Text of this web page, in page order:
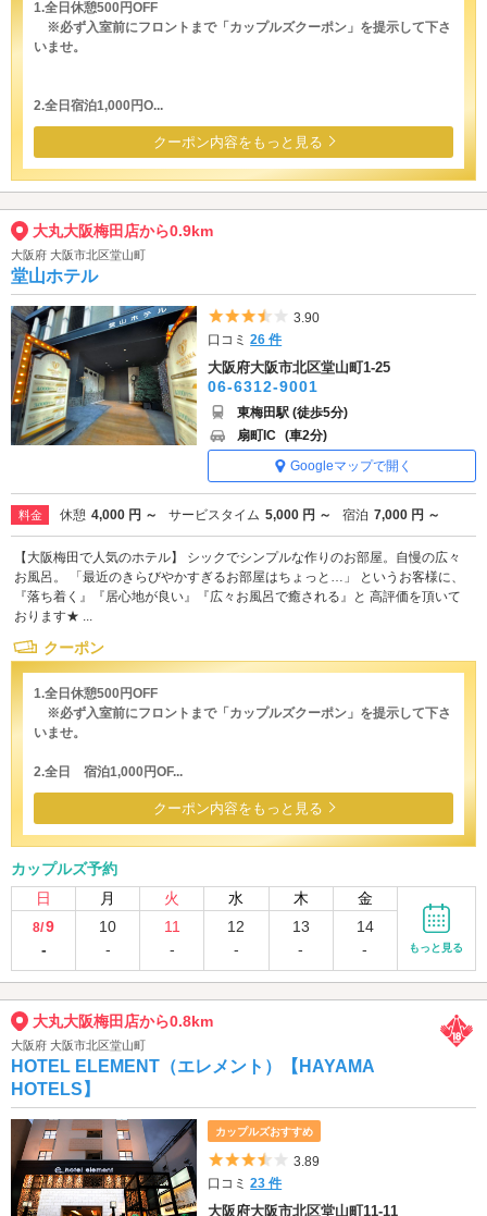
1.全日休憩500円OFF
※必ず入室前にフロントまで「カップルズクーポン」を提示して下さ
いませ。
2.全日宿泊1,000円O...
クーポン内容をもっと見る
大丸大阪梅田店から0.9km
大阪府 大阪市北区堂山町
堂山ホテル
5つ星のうち3.5
3.90
口コミ26 件
大阪府大阪市北区堂山町1-25
06-6312-9001
東梅田駅 (徒歩5分)
扇町IC (車2分)
Googleマップで開く
料金 休憩 4,000 円 ～ サービスタイム 5,000 円 ～ 宿泊 7,000 円 ～
【大阪梅田で人気のホテル】 シックでシンプルな作りのお部屋。自慢の広々
お風呂。 「最近のきらびやかすぎるお部屋はちょっと…」 というお客様に、
『落ち着く』『居心地が良い』『広々お風呂で癒される』と 高評価を頂いて
おります★ ...
クーポン
1.全日休憩500円OFF
※必ず入室前にフロントまで「カップルズクーポン」を提示して下さ
いませ。
2.全日 宿泊1,000円OF...
クーポン内容をもっと見る
カップルズ予約
日
月 火 水 木 金
8/9
-
10
-
11
-
12
-
13
-
14
-
もっと見る
大丸大阪梅田店から0.8km
大阪府 大阪市北区堂山町
HOTEL ELEMENT（エレメント）【HAYAMA
HOTELS】
カップルズおすすめ
5つ星のうち3.5
3.89
口コミ23 件
大阪府大阪市北区堂山町11-11